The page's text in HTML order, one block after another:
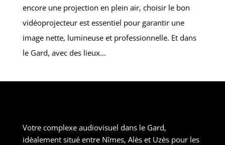
encore une projection en plein air, choisir le bon
vidéoprojecteur est essentiel pour garantir une
image nette, lumineuse et professionnelle. Et dans
le Gard, avec des lieux...
Votre complexe audiovisuel dans le Gard,
idéalement situé entre Nîmes, Alès et Uzès pour les